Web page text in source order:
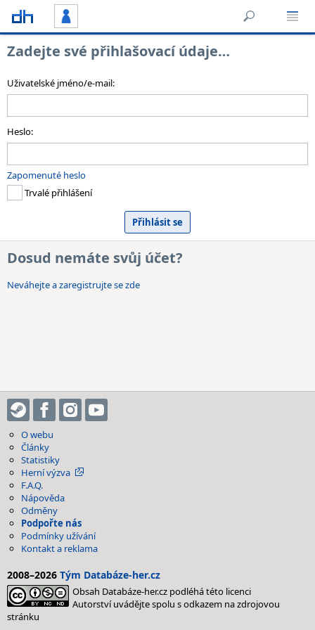
Zadejte své přihlašovací údaje…
Uživatelské jméno/e-mail:
Heslo:
Zapomenuté heslo
Trvalé přihlášení
Dosud nemáte svůj účet?
Neváhejte a zaregistrujte se zde
O webu
Články
Statistiky
Herní výzva
F.A.Q.
Nápověda
Odměny
Podpořte nás
Podmínky užívání
Kontakt a reklama
2008–2026 Tým Databáze-her.cz
Obsah Databáze-her.cz podléhá této licenci
Autorství uvádějte spolu s odkazem na zdrojovou
stránku